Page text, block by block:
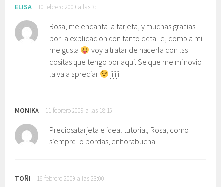
ELISA 10 febrero 2009 a las 3:11
Rosa, me encanta la tarjeta, y muchas gracias
por la explicacion con tanto detalle, como a mi
me gusta
voy a tratar de hacerla con las
cositas que tengo por aqui. Se que me mi novio
la va a apreciar
jijiji
MONIKA 11 febrero 2009 a las 18:16
Preciosatarjeta e ideal tutorial, Rosa, como
siempre lo bordas, enhorabuena.
TOÑI 16 febrero 2009 a las 23:00